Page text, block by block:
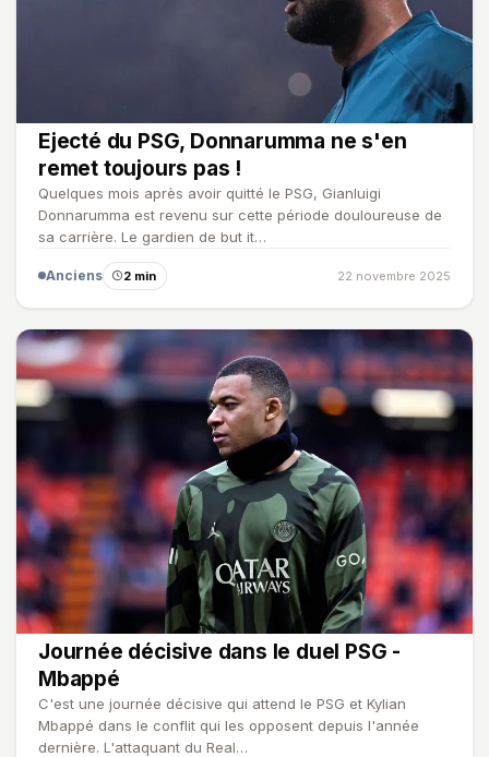
Ejecté du PSG, Donnarumma ne s'en
remet toujours pas !
Quelques mois après avoir quitté le PSG, Gianluigi
Donnarumma est revenu sur cette période douloureuse de
sa carrière. Le gardien de but it…
Anciens 2 min 22 novembre 2025
Journée décisive dans le duel PSG -
Mbappé
C'est une journée décisive qui attend le PSG et Kylian
Mbappé dans le conflit qui les opposent depuis l'année
dernière. L'attaquant du Real…